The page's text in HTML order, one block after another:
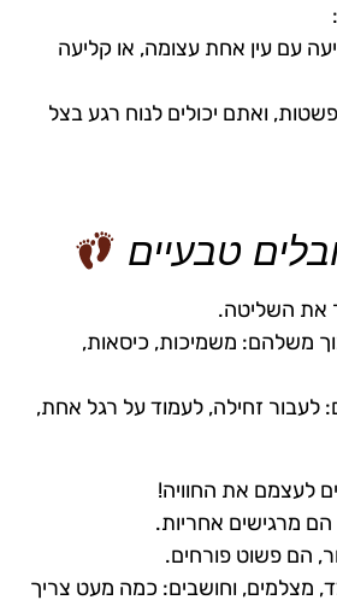
עם עין אחת עצומה, או קליעה
ואתם יכולים לנוח רגע בצל
טבעיים
את השליטה.
משלהם: משמיכות, כיסאות,
לעבור זחילה, לעמוד על רגל אחת,
לעצמם את החוויה!
מרגישים אחריות.
הם פשוט פורחים.
מצלמים, וחושבים: כמה מעט צריך